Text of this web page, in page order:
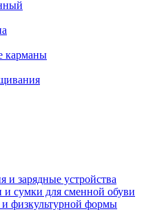
карманы
и зарядные устройства
сумки для сменной обуви
физкультурной формы